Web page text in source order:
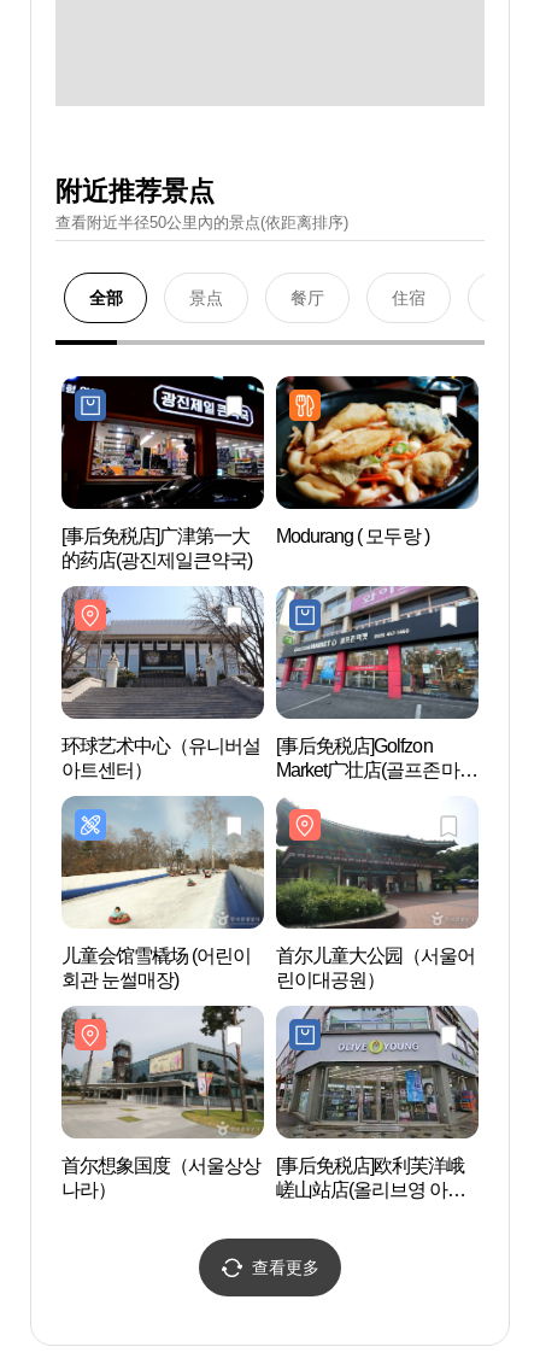
附近推荐景点
查看附近半径50公里內的景点(依距离排序)
全部 景点 餐厅 住宿
[事后免税店]广津第一大
的药店(광진제일큰약국)
Modurang ( 모두랑 )
环球艺术中心（유니버설
아트센터）
[事后免税店]Golfzon
Market广壮店(골프존마켓
광장점)
儿童会馆雪橇场 (어린이
회관 눈썰매장)
首尔儿童大公园（서울어
린이대공원）
首尔想象国度（서울상상
나라）
[事后免税店]欧利芙洋峨
嵯山站店(올리브영 아차
查看更多